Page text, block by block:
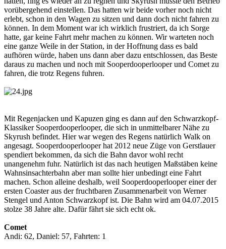
vorübergehend einstellen. Das hatten wir beide vorher noch nicht
erlebt, schon in den Wagen zu sitzen und dann doch nicht fahren zu
können. In dem Moment war ich wirklich frustriert, da ich Sorge
hatte, gar keine Fahrt mehr machen zu können. Wir warteten noch
eine ganze Weile in der Station, in der Hoffnung dass es bald
aufhören würde, haben uns dann aber dazu entschlossen, das Beste
daraus zu machen und noch mit Sooperdooperlooper und Comet zu
fahren, die trotz Regens fuhren.
Mit Regenjacken und Kapuzen ging es dann auf den Schwarzkopf-
Klassiker Sooperdooperlooper, die sich in unmittelbarer Nähe zu
Skyrush befindet. Hier war wegen des Regens natürlich Walk on
angesagt. Sooperdooperlooper hat 2012 neue Züge von Gerstlauer
spendiert bekommen, da sich die Bahn davor wohl recht
unangenehm fuhr. Natürlich ist das nach heutigen Maßstäben keine
Wahnsinsachterbahn aber man sollte hier unbedingt eine Fahrt
machen. Schon alleine deshalb, weil Sooperdooperlooper einer der
ersten Coaster aus der fruchtbaren Zusammenarbeit von Werner
Stengel und Anton Schwarzkopf ist. Die Bahn wird am 04.07.2015
stolze 38 Jahre alte. Dafür fährt sie sich echt ok.
Comet
Andi: 62, Daniel: 57, Fahrten: 1